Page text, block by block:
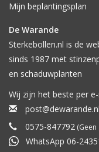
Mijn beplantingsplan
De Warande
Sterkebollen.nl is de
sinds 1987 met
en schaduwplanten
Wij zijn het beste per
post@dewarande.nl
0575-847792
WhatsApp 06-